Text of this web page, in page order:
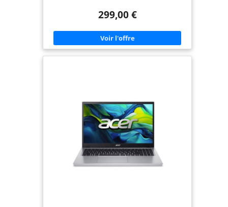
nette et détaillée sur un grand écran Full HD de
pour une expérience visuelle confortable sans
reflets gênants. CONNECTIVITÉ SANS LIMITES : que
ce soit en filaire (USB, HDMI, USB-C) ou sans fil (Wi-
Fi, Bluetooth), profitez d’une connexion rapide et
une mémoire et un stockage généreux
299,00 €